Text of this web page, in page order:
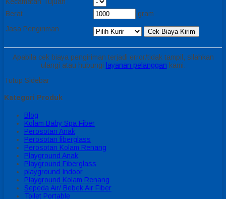
Berat
gram
Jasa Pengiriman
Cek Biaya Kirim
Apabila cek biaya pengiriman terjadi error/tidak tampil, silahkan
ulangi atau hubungi layanan pelanggan kami.
Tutup Sidebar
Kategori Produk
Blog
Kolam Baby Spa Fiber
Perosotan Anak
Perosotan fiberglass
Perosotan Kolam Renang
Playground Anak
Playground Fiberglass
playground Indoor
Playground Kolam Renang
Sepeda Air/ Bebek Air Fiber
Toilet Portable